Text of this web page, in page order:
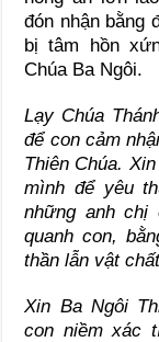
đón nhận bằng
bị tâm hồn
Chúa Ba Ngôi.
Lạy Chúa
để con cảm
Thiên Chúa.
mình để yêu
những anh chị
quanh con,
thần lẫn vật
Xin Ba Ngôi
con niềm xác